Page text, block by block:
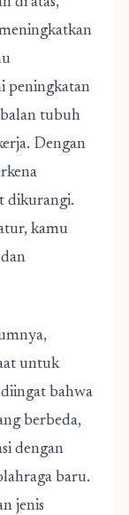
peningkatan
tubuh
Dengan
dikurangi.
kamu
untuk
bahwa
berbeda,
dengan
baru.
jenis